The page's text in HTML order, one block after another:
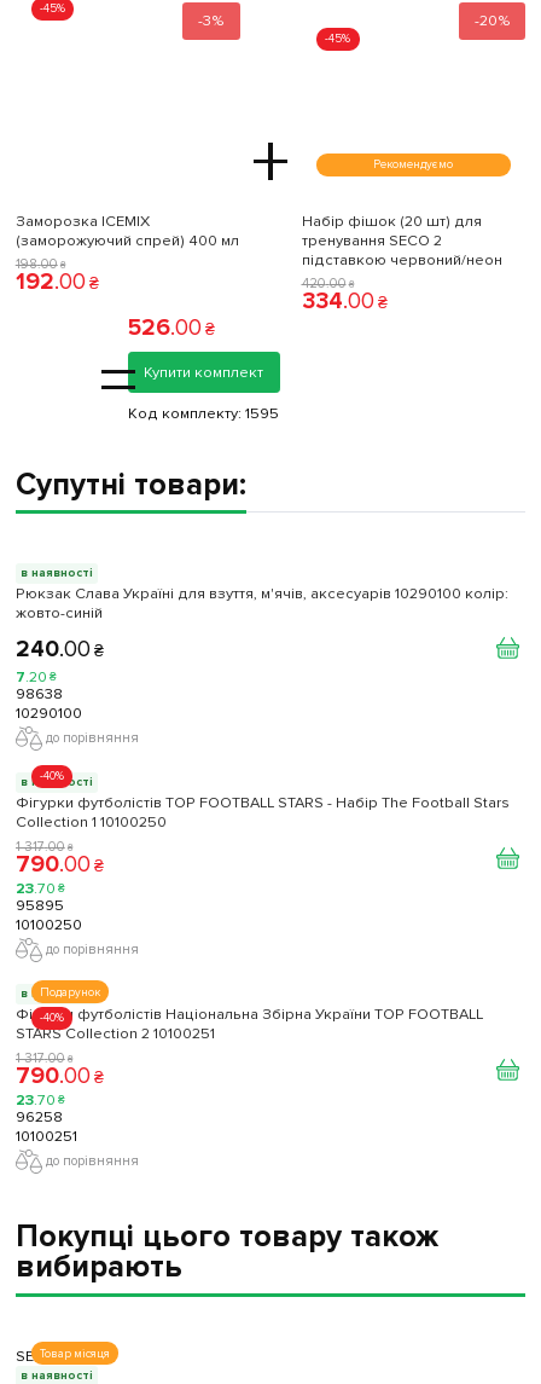
-3%
-45%
+
Заморозка ICEMIX
(заморожуючий спрей) 400 мл
198.00 ₴
192.00 ₴
-20%
Рекомендуємо
-45%
Набір фішок (20 шт) для
тренування SECO 2
підставкою червоний/неон
420.00 ₴
334.00 ₴
=
526.00 ₴
Купити комплект
Код комплекту: 1595
Супутні товари:
в наявності
Рюкзак Слава Україні для взуття, м'ячів, аксесуарів 10290100 колiр:
жовто-синій
240.00 ₴
7.20 ₴
98638
10290100
до порівняння
-40%
в наявності
Фігурки футболістів TOP FOOTBALL STARS - Набір The Football Stars
Collection 1 10100250
1 317.00 ₴
790.00 ₴
23.70 ₴
95895
10100250
до порівняння
Подарунок
-40%
в наявності
Фігурки футболістів Національна Збірна України TOP FOOTBALL
STARS Collection 2 10100251
1 317.00 ₴
790.00 ₴
23.70 ₴
96258
10100251
до порівняння
Покупці цього товару також
вибирають
Товар місяця
SECO
в наявності